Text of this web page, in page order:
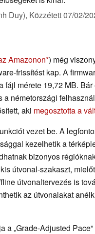
Duy), Közzétett07/02/
Amazonon ) még
frissítést kap. A
fájl mérete 19,72 MB.
németországi
aki megosztotta a
vezet be. A
kezelhetik a
bizonyos
útvonal-szakaszt,
útvonaltervezés is
az útvonalakat
a „Grade-Adjusted